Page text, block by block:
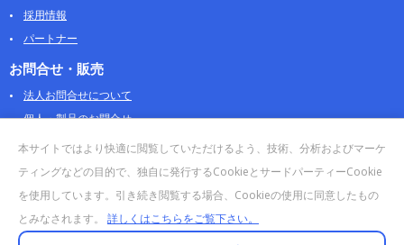
採用情報
パートナー
お問合せ・販売
法人お問合せについて
個人・製品のお問合せ
AOSストア
クラウドデータカンパニー 法人向けガイド
販売終了・サポート終了製品
本サイトではより快適に閲覧していただけるよう、技術、分析およびマーケ
ティングなどの目的で、独自に発行するCookieとサードパーティーCookie
を使用しています。引き続き閲覧する場合、Cookieの使用に同意したもの
とみなされます。 詳しくはこちらをご覧下さい。